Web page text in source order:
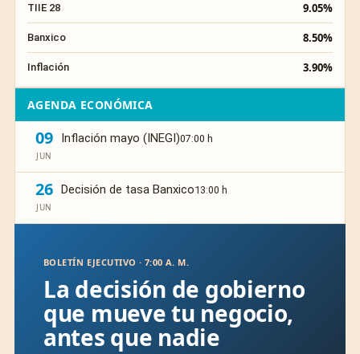
TIIE 28 9.05%
Banxico 8.50%
Inflación 3.90%
AGENDA ECONÓMICA
09
JUN
Inflación mayo (INEGI)07:00 h
26
JUN
Decisión de tasa Banxico13:00 h
BOLETÍN EJECUTIVO · 7:00 A. M.
La decisión de gobierno
que mueve tu negocio,
antes que nadie